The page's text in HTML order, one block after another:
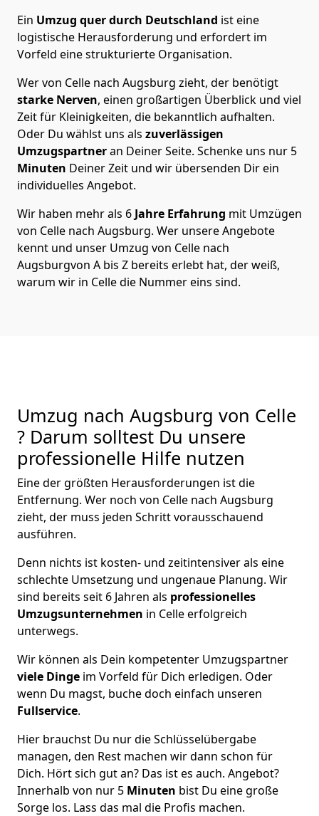
Ein Umzug quer durch Deutschland ist eine
logistische Herausforderung und erfordert im
Vorfeld eine strukturierte Organisation.
Wer von Celle nach Augsburg zieht, der benötigt
starke Nerven, einen großartigen Überblick und viel
Zeit für Kleinigkeiten, die bekanntlich aufhalten.
Oder Du wählst uns als zuverlässigen
Umzugspartneran Deiner Seite. Schenke uns nur 5
Minuten Deiner Zeit und wir übersenden Dir ein
individuelles Angebot.
Wir haben mehr als 6 Jahre Erfahrung mit Umzügen
von Celle nach Augsburg. Wer unsere Angebote
kennt und unser Umzug von Celle nach
Augsburgvon A bis Z bereits erlebt hat, der weiß,
warum wir in Celle die Nummer eins sind.
Umzug nach Augsburg von Celle
? Darum solltest Du unsere
professionelle Hilfe nutzen
Eine der größten Herausforderungen ist die
Entfernung. Wer noch von Celle nach Augsburg
zieht, der muss jeden Schritt vorausschauend
ausführen.
Denn nichts ist kosten- und zeitintensiver als eine
schlechte Umsetzung und ungenaue Planung. Wir
sind bereits seit 6 Jahren als professionelles
Umzugsunternehmen in Celle erfolgreich
unterwegs.
Wir können als Dein kompetenter Umzugspartner
viele Dinge im Vorfeld für Dich erledigen. Oder
wenn Du magst, buche doch einfach unseren
Fullservice.
Hier brauchst Du nur die Schlüsselübergabe
managen, den Rest machen wir dann schon für
Dich. Hört sich gut an? Das ist es auch. Angebot?
Innerhalb von nur 5 Minuten bist Du eine große
Sorge los. Lass das mal die Profis machen.